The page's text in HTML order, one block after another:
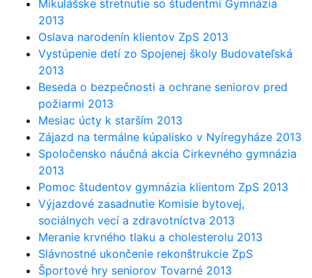
Mikulášske stretnutie so študentmi Gymnázia
2013
Oslava narodenín klientov ZpS 2013
Vystúpenie detí zo Spojenej školy Budovateľská
2013
Beseda o bezpečnosti a ochrane seniorov pred
požiarmi 2013
Mesiac úcty k starším 2013
Zájazd na termálne kúpalisko v Nyíregyháze 2013
Spoločensko náučná akcia Cirkevného gymnázia
2013
Pomoc študentov gymnázia klientom ZpS 2013
Výjazdové zasadnutie Komisie bytovej,
sociálnych vecí a zdravotníctva 2013
Meranie krvného tlaku a cholesterolu 2013
Slávnostné ukončenie rekonštrukcie ZpS
Športové hry seniorov Tovarné 2013